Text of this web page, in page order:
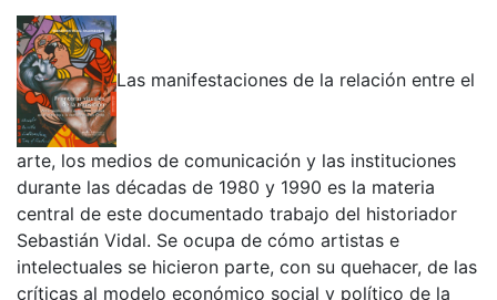
Las manifestaciones de la relación entre el
arte, los medios de comunicación y las instituciones
durante las décadas de 1980 y 1990 es la materia
central de este documentado trabajo del historiador
Sebastián Vidal. Se ocupa de cómo artistas e
intelectuales se hicieron parte, con su quehacer, de las
críticas al modelo económico social y político de la